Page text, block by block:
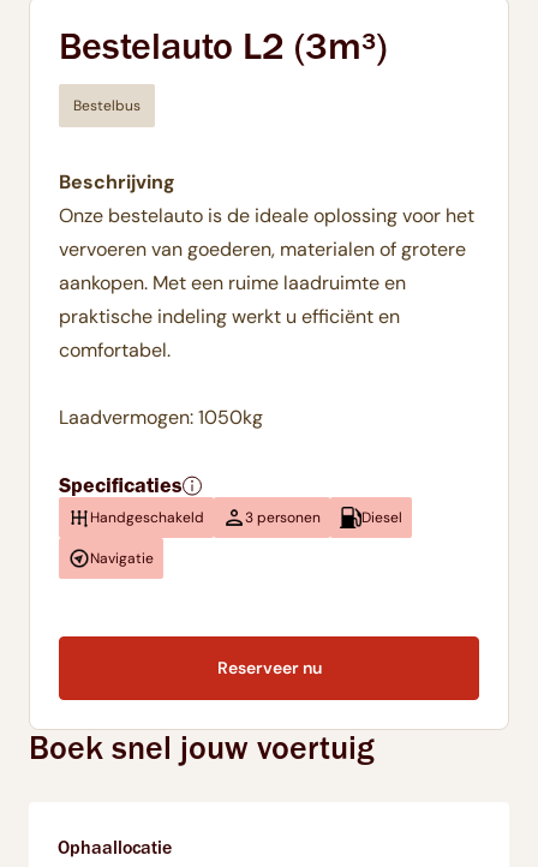
Bestelauto L2 (3m³)
Bestelbus
Beschrijving
Onze bestelauto is de ideale oplossing voor het
vervoeren van goederen, materialen of grotere
aankopen. Met een ruime laadruimte en
praktische indeling werkt u efficiënt en
comfortabel.
Laadvermogen: 1050kg
Specificaties
Handgeschakeld 3 personen Diesel
Navigatie
Reserveer nu
Boek snel jouw voertuig
Ophaallocatie